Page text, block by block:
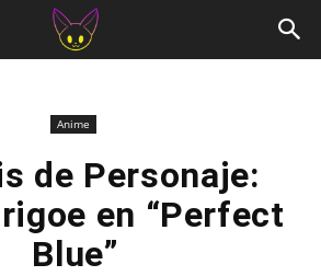
Anime
de Personaje:
en “Perfect
Blue”